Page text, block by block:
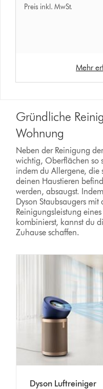
Preis inkl. MwSt.
Mehr
Gründliche
Wohnung
Neben der Reinigung
wichtig, Oberflächen so
indem du Allergene, die
deinen Haustieren
werden, absaugst.
Dyson Staubsaugers mit
Reinigungsleistung
kombinierst, kannst du
Zuhause schaffen.
Dyson Luftreiniger